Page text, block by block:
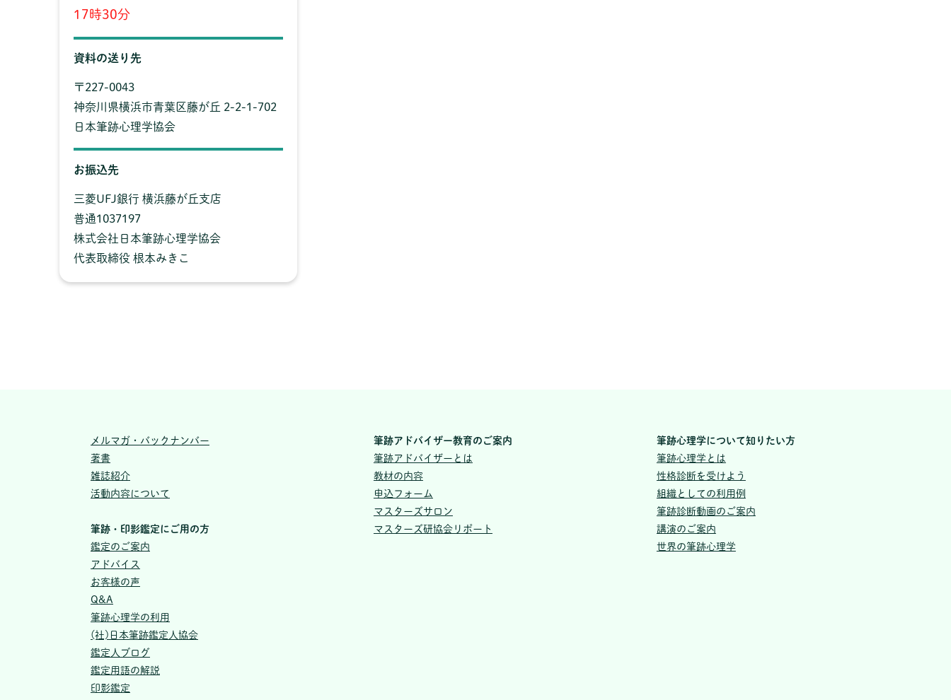
17時30分
資料の送り先
〒227-0043
神奈川県横浜市青葉区藤が丘 2-2-1-702
日本筆跡心理学協会
お振込先
三菱UFJ銀行 横浜藤が丘支店
普通1037197
株式会社日本筆跡心理学協会
代表取締役 根本みきこ
メルマガ・バックナンバー
著書
雑誌紹介
活動内容について
筆跡・印影鑑定にご用の方
鑑定のご案内
アドバイス
お客様の声
Q&A
筆跡心理学の利用
(社)日本筆跡鑑定人協会
鑑定人ブログ
鑑定用語の解説
印影鑑定
筆跡アドバイザー教育のご案内
筆跡アドバイザーとは
教材の内容
申込フォーム
マスターズサロン
マスターズ研協会リポート
筆跡心理学について知りたい方
筆跡心理学とは
性格診断を受けよう
組織としての利用例
筆跡診断動画のご案内
講演のご案内
世界の筆跡心理学